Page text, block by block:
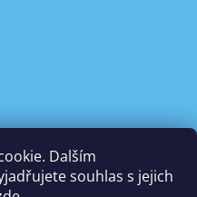
Dalším
souhlas s jejich
reklamace